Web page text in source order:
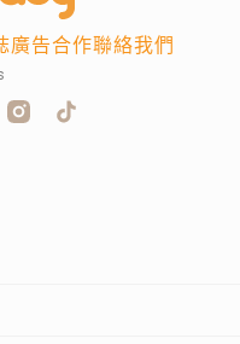
廣告合作聯絡我們